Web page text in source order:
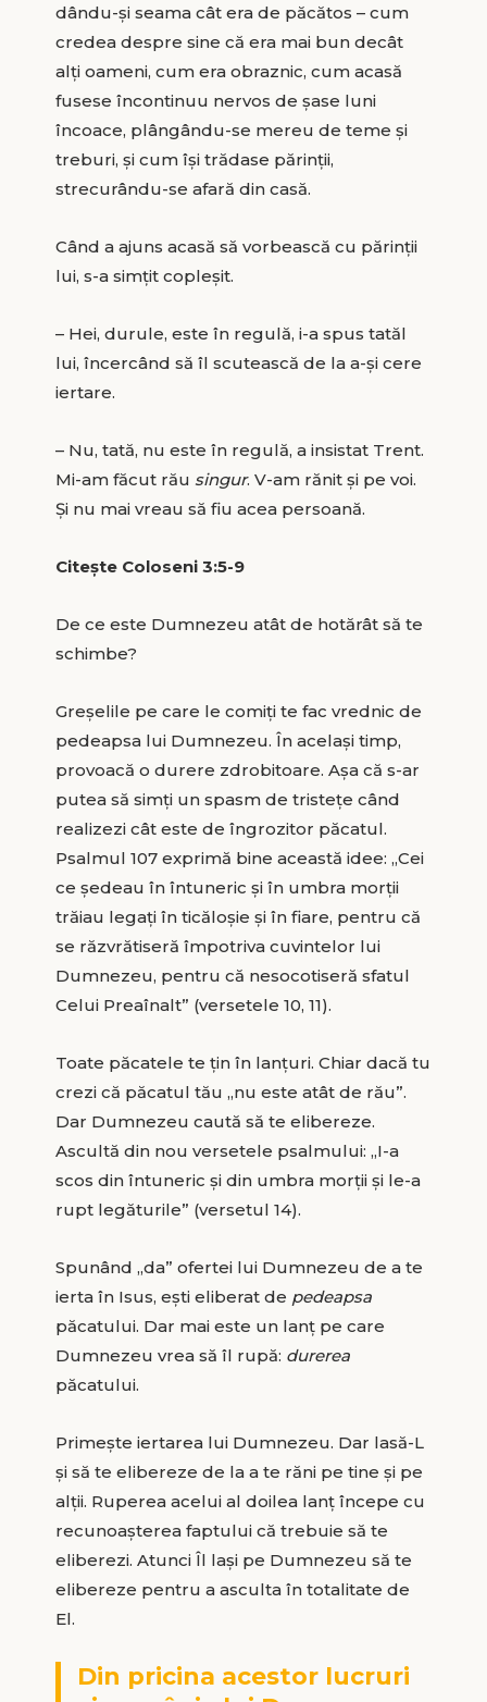
dându-și seama cât era de păcătos – cum
credea despre sine că era mai bun decât
alți oameni, cum era obraznic, cum acasă
fusese încontinuu nervos de șase luni
încoace, plângându-se mereu de teme și
treburi, și cum își trădase părinții,
strecurându-se afară din casă.
Când a ajuns acasă să vorbească cu părinții
lui, s-a simțit copleșit.
– Hei, durule, este în regulă, i-a spus tatăl
lui, încercând să îl scutească de la a-și cere
iertare.
– Nu, tată, nu este în regulă, a insistat Trent.
Mi-am făcut rău singur. V-am rănit și pe voi.
Și nu mai vreau să fiu acea persoană.
Citește Coloseni 3:5-9
De ce este Dumnezeu atât de hotărât să te
schimbe?
Greșelile pe care le comiți te fac vrednic de
pedeapsa lui Dumnezeu. În același timp,
provoacă o durere zdrobitoare. Așa că s-ar
putea să simți un spasm de tristețe când
realizezi cât este de îngrozitor păcatul.
Psalmul 107 exprimă bine această idee: „Cei
ce şedeau în întuneric şi în umbra morţii
trăiau legaţi în ticăloşie şi în fiare, pentru că
se răzvrătiseră împotriva cuvintelor lui
Dumnezeu, pentru că nesocotiseră sfatul
Celui Preaînalt” (versetele 10, 11).
Toate păcatele te țin în lanțuri. Chiar dacă tu
crezi că păcatul tău „nu este atât de rău”.
Dar Dumnezeu caută să te elibereze.
Ascultă din nou versetele psalmului: „I-a
scos din întuneric şi din umbra morţii şi le-a
rupt legăturile” (versetul 14).
Spunând „da” ofertei lui Dumnezeu de a te
ierta în Isus, ești eliberat de pedeapsa
păcatului. Dar mai este un lanț pe care
Dumnezeu vrea să îl rupă: durerea
păcatului.
Primește iertarea lui Dumnezeu. Dar lasă-L
și să te elibereze de la a te răni pe tine și pe
alții. Ruperea acelui al doilea lanț începe cu
recunoașterea faptului că trebuie să te
eliberezi. Atunci Îl lași pe Dumnezeu să te
elibereze pentru a asculta în totalitate de
El.
Din pricina acestor lucruri